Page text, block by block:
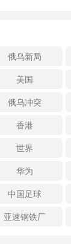
俄乌新局
美国
俄乌冲突
香港
世界
华为
中国足球
亚速钢铁厂